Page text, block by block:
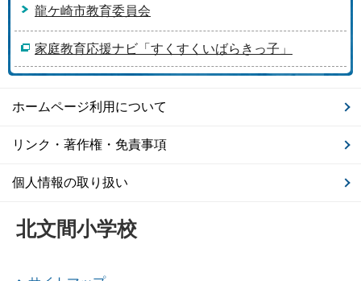
龍ケ崎市教育委員会
家庭教育応援ナビ「すくすくいばらきっ子」
ホームページ利用について
リンク・著作権・免責事項
個人情報の取り扱い
北文間小学校